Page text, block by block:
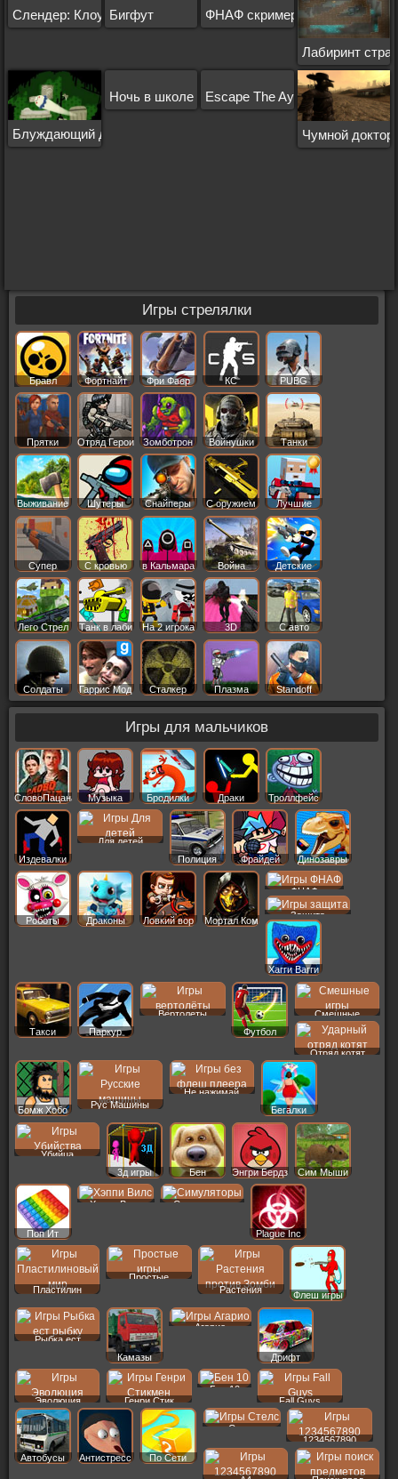
Слендер: КлоунБигфут ФНАФ скримеры
Лабиринт
Блуждающий дух дома
Ночь в школе Escape The Ayuwoki
Чумной доктор
Игры стрелялки
Бравл
Старс
Фортнайт Фри Фаер КС PUBG
Прятки Отряд Герои Зомботрон Войнушки Танки
Выживание Шутеры Снайперы С оружием Лучшие
Супер С кровью в Кальмара Война Детские
Лего Стрел Танк в лаби На 2 игрока 3D С авто
Солдаты Гаррис Мод Сталкер Плазма Standoff
Игры для мальчиков
СловоПацана Музыка Бродилки Драки Троллфейс
Издевалки
Для детей
Полиция
Фрайдей Динозавры
Роботы Драконы Ловкий вор Мортал Ком
ФНАФ
Защита
Хагги Вагги
Такси Паркур
Вертолеты
Футбол
Смешные
Отряд котят
Бомж Хобо
Рус Машины
Не нажимай
Бегалки
Убийца
3д игры
Бен Энгри Бердз Сим Мыши
Поп Ит
Хэппи Вилс Симуляторы
Plague Inc
Пластилин
Простые
Растения
Флеш игры
Рыбка ест
Камазы
Агарио
Дрифт
Эволюция Генри Стик
Бен 10
Fall Guys
Автобусы Антистресс По Сети
Стелс
1234567890